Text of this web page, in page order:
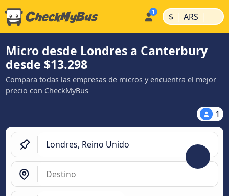
$ | ARS |
Micro desde Londres a Canterbury
desde $13.298
Compara todas las empresas de micros y encuentra el mejor
precio con CheckMyBus
1